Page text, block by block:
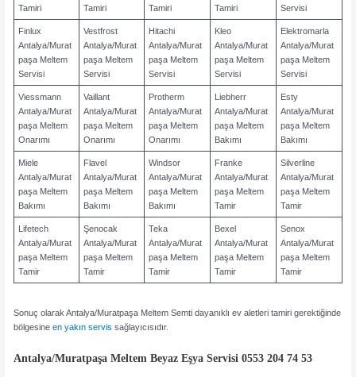
Tamiri
Tamiri
Tamiri
Tamiri
Servisi
Finlux
Antalya/Murat
paşa Meltem
Servisi
Vestfrost
Antalya/Murat
paşa Meltem
Servisi
Hitachi
Antalya/Murat
paşa Meltem
Servisi
Kleo
Antalya/Murat
paşa Meltem
Servisi
Elektromarla
Antalya/Murat
paşa Meltem
Servisi
Viessmann
Antalya/Murat
paşa Meltem
Onarımı
Vaillant
Antalya/Murat
paşa Meltem
Onarımı
Protherm
Antalya/Murat
paşa Meltem
Onarımı
Liebherr
Antalya/Murat
paşa Meltem
Bakımı
Esty
Antalya/Murat
paşa Meltem
Bakımı
Miele
Antalya/Murat
paşa Meltem
Bakımı
Flavel
Antalya/Murat
paşa Meltem
Bakımı
Windsor
Antalya/Murat
paşa Meltem
Bakımı
Franke
Antalya/Murat
paşa Meltem
Tamir
Silverline
Antalya/Murat
paşa Meltem
Tamir
Lifetech
Antalya/Murat
paşa Meltem
Tamir
Şenocak
Antalya/Murat
paşa Meltem
Tamir
Teka
Antalya/Murat
paşa Meltem
Tamir
Bexel
Antalya/Murat
paşa Meltem
Tamir
Senox
Antalya/Murat
paşa Meltem
Tamir
Sonuç olarak Antalya/Muratpaşa Meltem Semti dayanıklı ev aletleri tamiri gerektiğinde
bölgesine en yakın servis sağlayıcısıdır.
Antalya/Muratpaşa Meltem Beyaz Eşya Servisi 0553 204 74 53